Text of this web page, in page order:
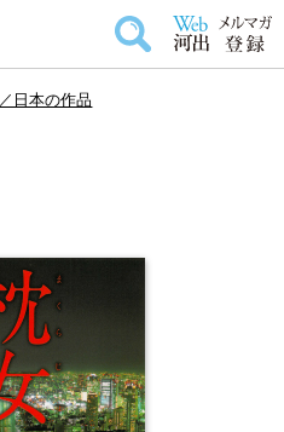
日本の作品